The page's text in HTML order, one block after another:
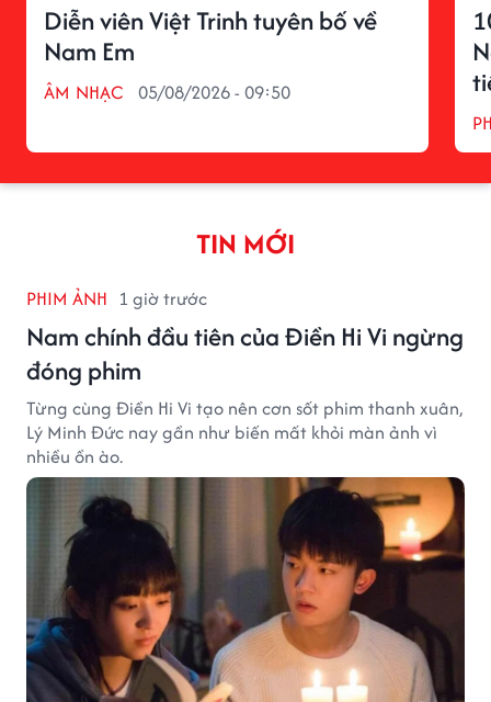
Diễn viên Việt Trinh tuyên bố về
Nam Em
ÂM NHẠC 05/08/2026 - 09:50
TIN MỚI
PHIM ẢNH 1 giờ trước
Nam chính đầu tiên của Điền Hi Vi ngừng
đóng phim
Từng cùng Điền Hi Vi tạo nên cơn sốt phim thanh xuân,
Lý Minh Đức nay gần như biến mất khỏi màn ảnh vì
nhiều ồn ào.